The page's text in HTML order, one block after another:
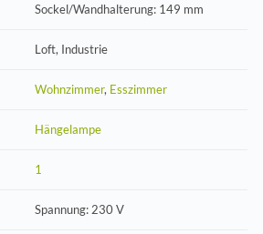
Sockel/Wandhalterung: 149 mm
Loft, Industrie
Wohnzimmer, Esszimmer
Hängelampe
1
Spannung: 230 V